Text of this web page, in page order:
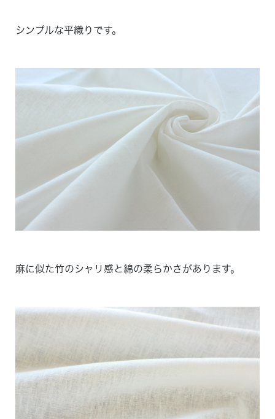
シンプルな平織りです。
麻に似た竹のシャリ感と綿の柔らかさがあります。